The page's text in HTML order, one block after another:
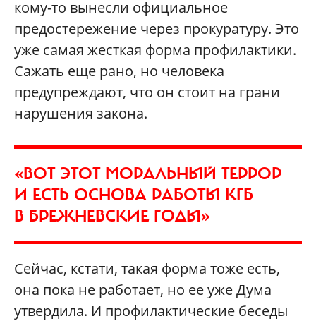
кому-то вынесли официальное
предостережение через прокуратуру. Это
уже самая жесткая форма профилактики.
Сажать еще рано, но человека
предупреждают, что он стоит на грани
нарушения закона.
«ВОТ ЭТОТ МОРАЛЬНЫЙ ТЕРРОР
И ЕСТЬ ОСНОВА РАБОТЫ КГБ
В БРЕЖНЕВСКИЕ ГОДЫ»
Сейчас, кстати, такая форма тоже есть,
она пока не работает, но ее уже Дума
утвердила. И профилактические беседы